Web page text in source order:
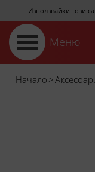
Използвайки този
Меню
Начало >